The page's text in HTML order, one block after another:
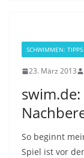
SCHWIMMEN: TIPPS
23. März 2013
So beginnt
Spiel ist vor